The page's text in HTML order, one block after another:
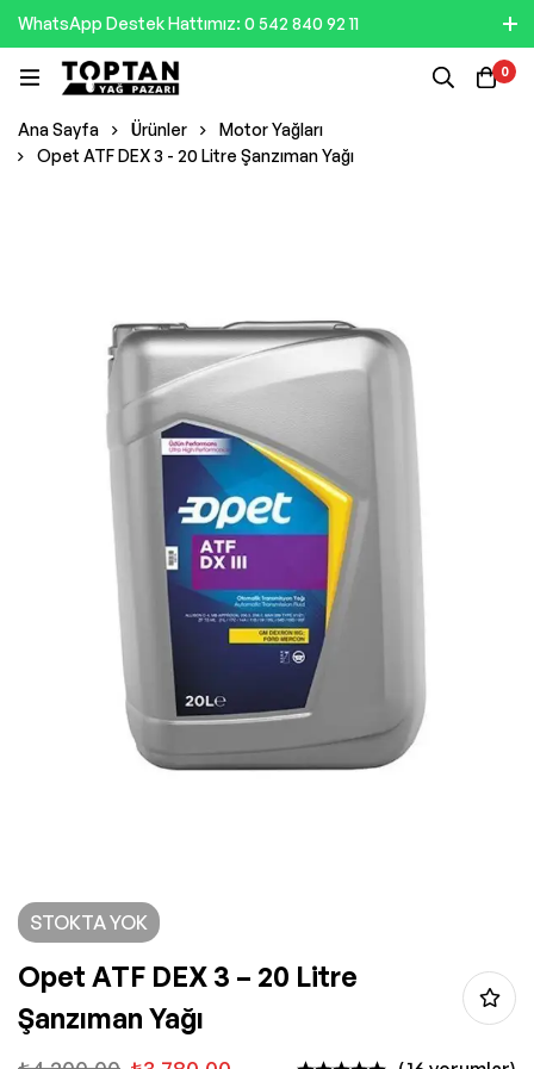
WhatsApp Destek Hattımız: 0 542 840 92 11
0
Ana Sayfa Ürünler
Motor Yağları
Opet ATF DEX 3 - 20 Litre Şanzıman Yağı
STOKTA YOK
Opet ATF DEX 3 – 20 Litre
Şanzıman Yağı